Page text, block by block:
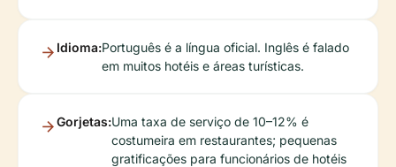
Idioma:Português é a língua oficial. Inglês é falado
em muitos hotéis e áreas turísticas.
Gorjetas:Uma taxa de serviço de 10–12% é
costumeira em restaurantes; pequenas
gratificações para funcionários de hotéis